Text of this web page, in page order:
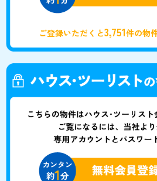
ご登録いただくと3,751件の物